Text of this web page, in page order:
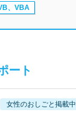
、VBA
ート
女性のおしごと掲載中